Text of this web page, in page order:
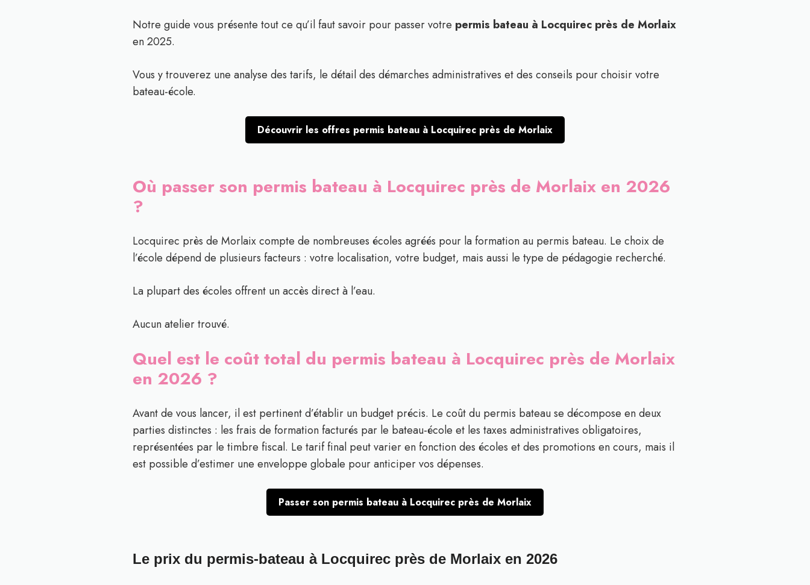
Notre guide vous présente tout ce qu’il faut savoir pour passer votre permis bateau à Locquirec près de Morlaix
en 2025.
Vous y trouverez une analyse des tarifs, le détail des démarches administratives et des conseils pour choisir votre
bateau-école.
Découvrir les offres permis bateau à Locquirec près de Morlaix
Où passer son permis bateau à Locquirec près de Morlaix en 2026
?
Locquirec près de Morlaix compte de nombreuses écoles agréés pour la formation au permis bateau. Le choix de
l’école dépend de plusieurs facteurs : votre localisation, votre budget, mais aussi le type de pédagogie recherché.
La plupart des écoles offrent un accès direct à l’eau.
Aucun atelier trouvé.
Quel est le coût total du permis bateau à Locquirec près de Morlaix
en 2026 ?
Avant de vous lancer, il est pertinent d’établir un budget précis. Le coût du permis bateau se décompose en deux
parties distinctes : les frais de formation facturés par le bateau-école et les taxes administratives obligatoires,
représentées par le timbre fiscal. Le tarif final peut varier en fonction des écoles et des promotions en cours, mais il
est possible d’estimer une enveloppe globale pour anticiper vos dépenses.
Passer son permis bateau à Locquirec près de Morlaix
Le prix du permis-bateau à Locquirec près de Morlaix en 2026